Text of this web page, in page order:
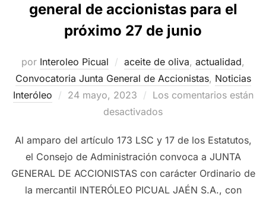
general de accionistas para el
próximo 27 de junio
por Interoleo Picual aceite de oliva, actualidad,
Convocatoria Junta General de Accionistas, Noticias
Interóleo
Publicado
24 mayo, 2023
Los comentarios están
desactivados
Al amparo del artículo 173 LSC y 17 de los Estatutos,
el Consejo de Administración convoca a JUNTA
GENERAL DE ACCIONISTAS con carácter Ordinario de
la mercantil INTERÓLEO PICUAL JAÉN S.A., con